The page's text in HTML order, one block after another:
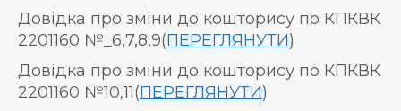
Довідка про зміни до кошторису по КПКВК
2201160 №_6,7,8,9(ПЕРЕГЛЯНУТИ)
Довідка про зміни до кошторису по КПКВК
2201160 №10,11(ПЕРЕГЛЯНУТИ)